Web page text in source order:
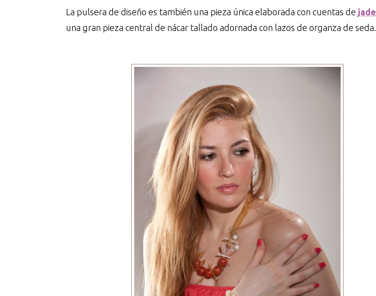
La pulsera de diseño es también una pieza única elaborada con cuentas de jade
una gran pieza central de nácar tallado adornada con lazos de organza de seda.